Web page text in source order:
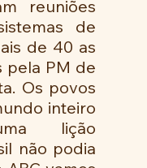
reuniões
de
de 40 as
pela PM de
Os povos
inteiro
lição
não podia